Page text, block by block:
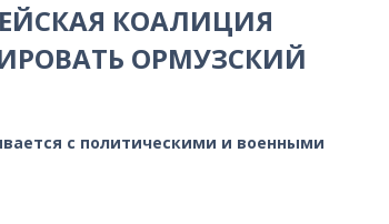
КОАЛИЦИЯ
ОРМУЗСКИЙ
с политическими и военными